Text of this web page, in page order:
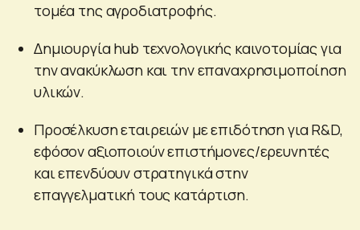
τομέα της αγροδιατροφής.
Δημιουργία hub τεχνολογικής καινοτομίας για
την ανακύκλωση και την επαναχρησιμοποίηση
υλικών.
Προσέλκυση εταιρειών με επιδότηση για R&D,
εφόσον αξιοποιούν επιστήμονες/ερευνητές
και επενδύουν στρατηγικά στην
επαγγελματική τους κατάρτιση.